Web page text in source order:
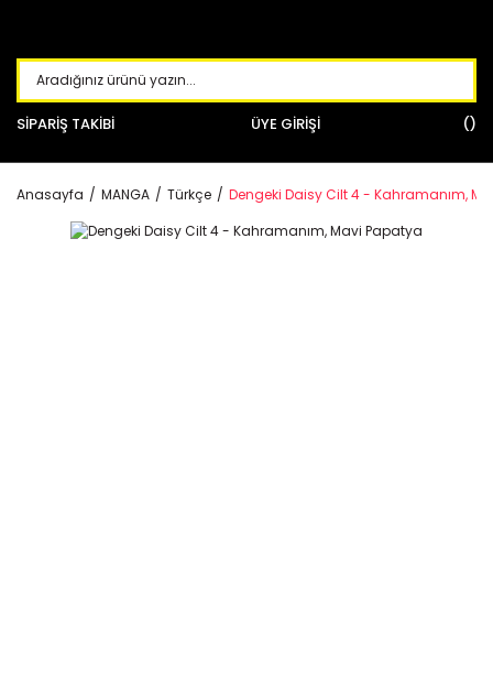
SİPARİŞ TAKİBİ ÜYE GİRİŞİ
Anasayfa MANGA Türkçe Dengeki Daisy Cilt 4 - Kahramanım,